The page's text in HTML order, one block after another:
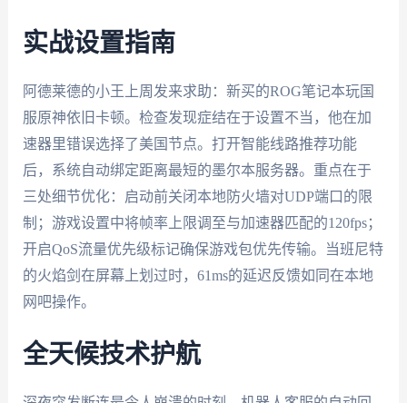
实战设置指南
阿德莱德的小王上周发来求助：新买的ROG笔记本玩国
服原神依旧卡顿。检查发现症结在于设置不当，他在加
速器里错误选择了美国节点。打开智能线路推荐功能
后，系统自动绑定距离最短的墨尔本服务器。重点在于
三处细节优化：启动前关闭本地防火墙对UDP端口的限
制；游戏设置中将帧率上限调至与加速器匹配的120fps；
开启QoS流量优先级标记确保游戏包优先传输。当班尼特
的火焰剑在屏幕上划过时，61ms的延迟反馈如同在本地
网吧操作。
全天候技术护航